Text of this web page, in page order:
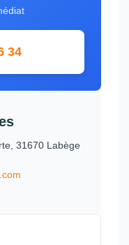
34
31670 Labège